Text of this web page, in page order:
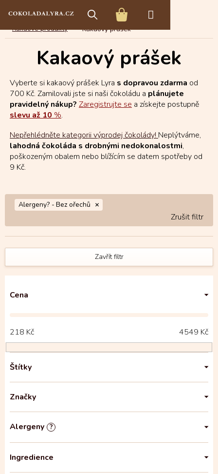
NÁKUPNÍ
KOŠÍK
E-shop s čokoládou Čokoládové speciality
Kakaové produkty Kakaový prášek
Kakaový prášek
Vyberte si kakaový prášek Lyra s dopravou zdarma od
700 Kč. Zamilovali jste si naši čokoládu a plánujete
pravidelný nákup? Zaregistrujte se a získejte postupně
slevu až 10 %.
Nepřehlédněte kategorii výprodej čokolády! Neplýtváme,
lahodná čokoláda s drobnými nedokonalostmi,
poškozeným obalem nebo blížícím se datem spotřeby od
9 Kč.
Alergeny? - Bez ořechů
Zavřít filtr
Cena
218 Kč 4549 Kč
Štítky
Značky
Alergeny ?
Ingredience